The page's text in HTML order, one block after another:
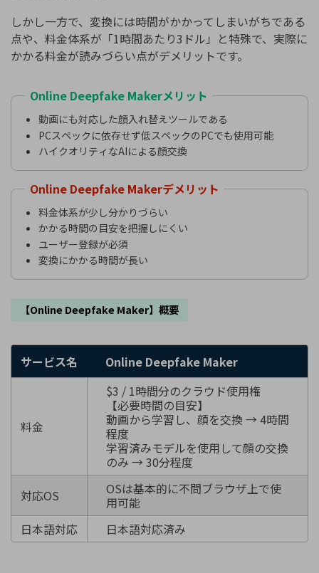
しかし一方で、変換には時間がかかってしまいがちである
点や、料金体系が「1時間あたり3ドル」と特殊で、実際に
かかる料金が読みづらい点がデメリットです。
Online Deepfake Makerメリット
動画にも対応した顔入れ替えツールである
PCスペックに依存せず低スペックのPCでも使用可能
ハイクオリティなAIによる顔交換
Online Deepfake Makerデメリット
料金体系が少し分かりづらい
かかる時間の目安を把握しにくい
ユーザー登録が必須
変換にかかる時間が長い
【Online Deepfake Maker】概要
サービス名 Online Deepfake Maker
料金
$3 / 1時間分のクラウド使用権
【必要時間の目安】
動画から学習し、顔を交換 → 4時間
程度
学習済みモデルを使用して顔の交換
のみ → 30分程度
対応OS
OSは基本的に不問ブラウザ上で使
用可能
日本語対応
日本語対応済み